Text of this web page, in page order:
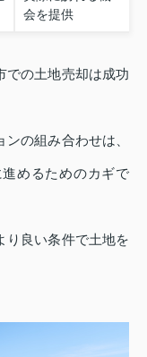
会を提供
での土地売却は成功
の組み合わせは、
めるためのカギで
り良い条件で土地を